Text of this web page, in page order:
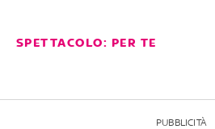
SPETTACOLO: PER TE
PUBBLICITÀ